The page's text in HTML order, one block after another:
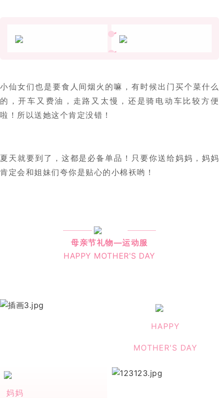
小仙女们也是要食人间烟火的嘛，有时候出门买个菜什么
的，开车又费油，走路又太慢，还是骑电动车比较方便
啦！所以送她这个肯定没错！
夏天就要到了，这都是必备单品！只要你送给妈妈，妈妈
肯定会和姐妹们夸你是贴心的小棉袄哟！
母亲节礼物—运动服
HAPPY MOTHER'S DAY
HAPPY
MOTHER'S DAY
妈妈